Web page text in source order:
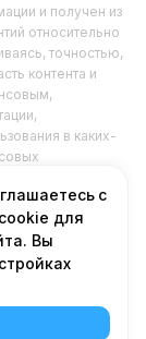
с
для
Вы
и получен из
относительно
точностью,
контента и
в каких-
и не
на наш контент
и риск. Вы
проверку и
полагаться на
основному